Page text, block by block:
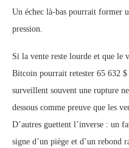
Un échec là-bas pourrait former
pression.
Si la vente reste lourde et que le
Bitcoin pourrait retester 65 632
surveillent souvent une rupture
dessous comme preuve que les
D’autres guettent l’inverse : un
signe d’un piège et d’un rebond